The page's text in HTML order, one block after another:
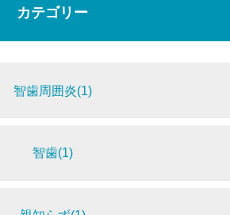
カテゴリー
智歯周囲炎(1)
智歯(1)